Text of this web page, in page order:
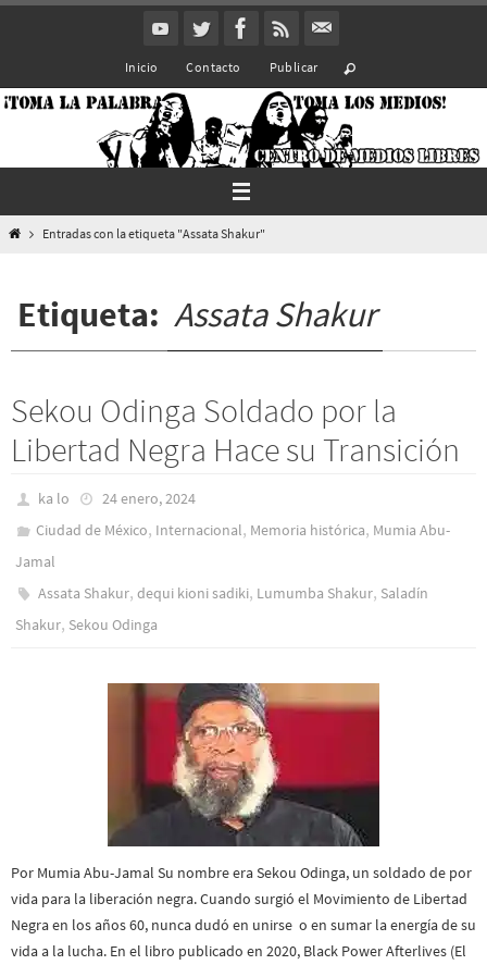
Inicio Contacto Publicar
InicioEntradas con la etiqueta "Assata Shakur"
Etiqueta: Assata Shakur
Sekou Odinga Soldado por la
Libertad Negra Hace su Transición
ka lo
24 enero, 2024
Ciudad de México, Internacional, Memoria histórica, Mumia Abu-
Jamal
Assata Shakur,dequi kioni sadiki, Lumumba Shakur, Saladín
Shakur, Sekou Odinga
Por Mumia Abu-Jamal Su nombre era Sekou Odinga, un soldado de por
vida para la liberación negra. Cuando surgió el Movimiento de Libertad
Negra en los años 60, nunca dudó en unirse o en sumar la energía de su
vida a la lucha. En el libro publicado en 2020, Black Power Afterlives (El